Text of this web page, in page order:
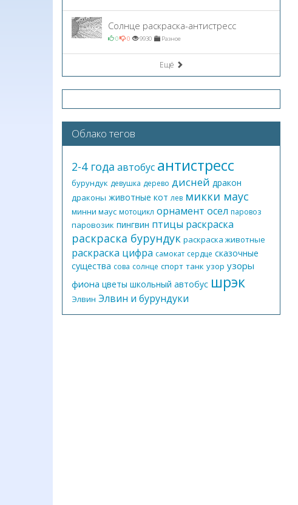
Солнце раскраска-антистресс
0 0 9930 Разное
Ещё
Облако тегов
2-4 года автобус антистресс
бурундук девушка дерево дисней дракон
драконы животные кот лев микки маус
минни маус мотоцикл орнамент осел паровоз
паровозик пингвин птицы раскраска
раскраска бурундук раскраска животные
раскраска цифра самокат сердце сказочные
существа сова солнце спорт танк узор узоры
фиона цветы школьный автобус шрэк
Элвин Элвин и бурундуки